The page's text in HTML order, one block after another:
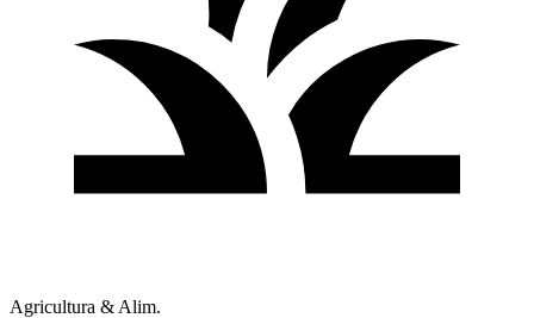
Agricultura & Alim.